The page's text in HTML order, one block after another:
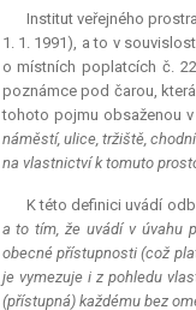
Institut veřejného
1. 1. 1991), a to v
o místních poplatcích č.
poznámce pod čarou,
tohoto pojmu obsaženou
náměstí, ulice, tržiště,
na vlastnictví k tomuto
K této definici uvádí
a to tím, že uvádí v úvahu
obecné přístupnosti (což
je vymezuje i z pohledu
(přístupná) každému bez